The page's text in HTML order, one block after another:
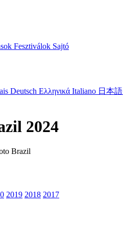
Fesztiválok Sajtó
Deutsch Ελληνικά Italiano 日本語
2024
Brazil
2019 2018 2017